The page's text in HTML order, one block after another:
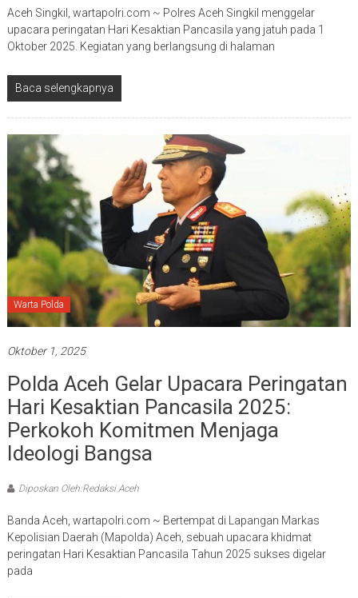
Aceh Singkil, wartapolri.com ~ Polres Aceh Singkil menggelar
upacara peringatan Hari Kesaktian Pancasila yang jatuh pada 1
Oktober 2025. Kegiatan yang berlangsung di halaman
Baca selengkapnya
Warta Polda
Oktober 1, 2025
Polda Aceh Gelar Upacara Peringatan
Hari Kesaktian Pancasila 2025:
Perkokoh Komitmen Menjaga
Ideologi Bangsa
Diposkan Oleh:Redaksi Aceh
Banda Aceh, wartapolri.com ~ Bertempat di Lapangan Markas
Kepolisian Daerah (Mapolda) Aceh, sebuah upacara khidmat
peringatan Hari Kesaktian Pancasila Tahun 2025 sukses digelar
pada